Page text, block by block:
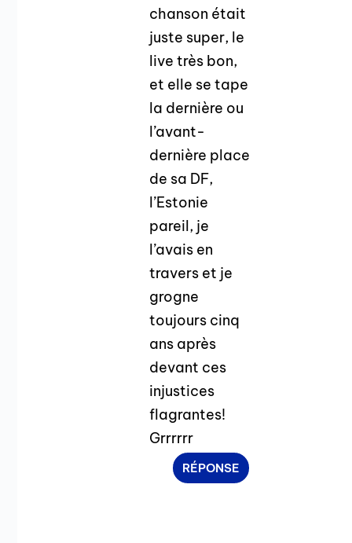
chanson était
juste super, le
live très bon,
et elle se tape
la dernière ou
l’avant-
dernière place
de sa DF,
l’Estonie
pareil, je
l’avais en
travers et je
grogne
toujours cinq
ans après
devant ces
injustices
flagrantes!
Grrrrrr
RÉPONSE